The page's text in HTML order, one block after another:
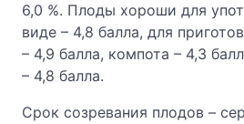
6,0 %. Плоды хороши для
виде – 4,8 балла, для
– 4,9 балла, компота – 4,3
– 4,8 балла.
Срок созревания плодов –